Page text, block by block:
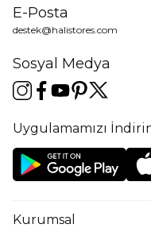
E-Posta
destek@halistores.com
Sosyal Medya
Uygulamamızı
Kurumsal